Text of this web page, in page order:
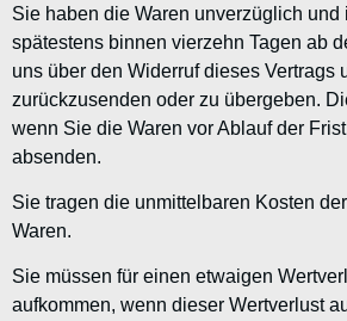
Sie haben die Waren unverzüglich und
spätestens binnen vierzehn Tagen ab
uns über den Widerruf dieses Vertrags
zurückzusenden oder zu übergeben.
wenn Sie die Waren vor Ablauf der
absenden.
Sie tragen die unmittelbaren Kosten
Waren.
Sie müssen für einen etwaigen
aufkommen, wenn dieser Wertverlust